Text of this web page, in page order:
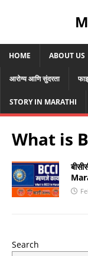
HOME ABOUT US
आरोग्य आणि सुंदरता
STORY IN MARATHI
What is
Search